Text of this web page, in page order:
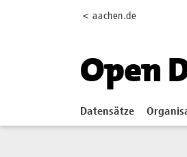
< aachen.de
Open
Datensätze